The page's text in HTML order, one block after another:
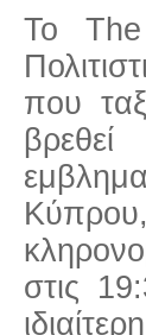
Το
που
στις